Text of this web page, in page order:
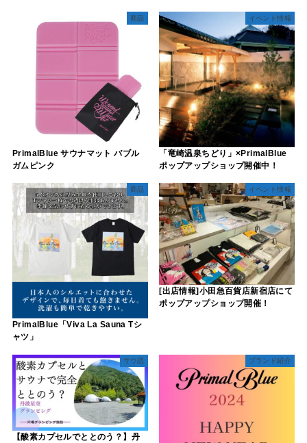
商品
PrimalBlue サウナマット バブル
ガムピンク
イベント情報
「竜崎温泉ちどり」×PrimalBlue
ポップアップショップ開催中！
商品
PrimalBlue「Viva La Sauna Tシ
ャツ」
イベント情報
[出店情報]小田急百貨店新宿店にて
ポップアップショップ開催！
サウ恋
【酸素カプセルでととのう？】丹
ブランド紹介